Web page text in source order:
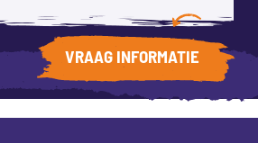
VRAAG INFORMATIE